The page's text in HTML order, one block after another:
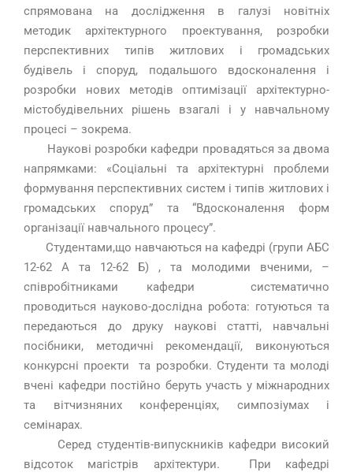
спрямована на дослідження в галузі новітніх
методик архітектурного проектування, розробки
перспективних типів житлових і громадських
будівель і споруд, подальшого вдосконалення і
розробки нових методів оптимізації архітектурно-
містобудівельних рішень взагалі і у навчальному
процесі – зокрема.
Наукові розробки кафедри провадяться за двома
напрямками: «Соціальні та архітектурні проблеми
формування перспективних систем і типів житлових і
громадських споруд” та “Вдосконалення форм
організації навчального процесу”.
Студентами,що навчаються на кафедрі (групи АБС
12-62 А та 12-62 Б) , та молодими вченими, –
співробітниками кафедри систематично
проводиться науково-дослідна робота: готуються та
передаються до друку наукові статті, навчальні
посібники, методичні рекомендації, виконуються
конкурсні проекти та розробки. Студенти та молоді
вчені кафедри постійно беруть участь у міжнародних
та вітчизняних конференціях, симпозіумах і
семінарах.
Серед студентів-випускників кафедри високий
відсоток магістрів архітектури. При кафедрі